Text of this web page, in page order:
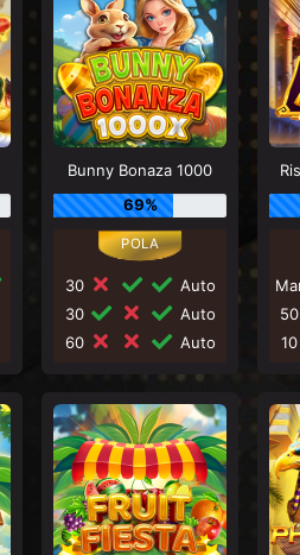
Bunny Bonaza 1000
69%
30
Auto
30
Auto
60
Auto
50
10